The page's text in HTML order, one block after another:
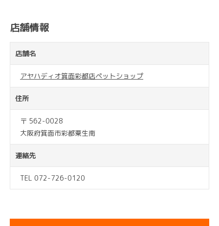
店舗情報
店舗名
アヤハディオ箕面彩都店ペットショップ
住所
〒 562-0028
大阪府箕面市彩都粟生南
連絡先
TEL 072-726-0120